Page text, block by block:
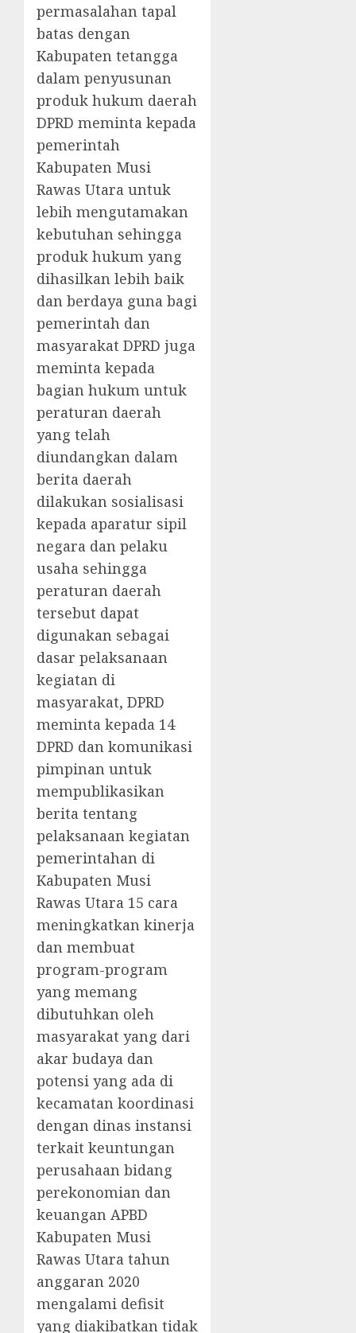
permasalahan tapal
batas dengan
Kabupaten tetangga
dalam penyusunan
produk hukum daerah
DPRD meminta kepada
pemerintah
Kabupaten Musi
Rawas Utara untuk
lebih mengutamakan
kebutuhan sehingga
produk hukum yang
dihasilkan lebih baik
dan berdaya guna bagi
pemerintah dan
masyarakat DPRD juga
meminta kepada
bagian hukum untuk
peraturan daerah
yang telah
diundangkan dalam
berita daerah
dilakukan sosialisasi
kepada aparatur sipil
negara dan pelaku
usaha sehingga
peraturan daerah
tersebut dapat
digunakan sebagai
dasar pelaksanaan
kegiatan di
masyarakat, DPRD
meminta kepada 14
DPRD dan komunikasi
pimpinan untuk
mempublikasikan
berita tentang
pelaksanaan kegiatan
pemerintahan di
Kabupaten Musi
Rawas Utara 15 cara
meningkatkan kinerja
dan membuat
program-program
yang memang
dibutuhkan oleh
masyarakat yang dari
akar budaya dan
potensi yang ada di
kecamatan koordinasi
dengan dinas instansi
terkait keuntungan
perusahaan bidang
perekonomian dan
keuangan APBD
Kabupaten Musi
Rawas Utara tahun
anggaran 2020
mengalami defisit
yang diakibatkan tidak